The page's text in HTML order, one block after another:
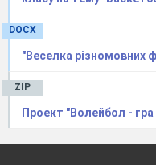
Щоб не було
Хай свято буде
Інструктор
Перш ніж почнемо
DOCX
"Веселка різномовних
ZIP
Проект "Волейбол - гра